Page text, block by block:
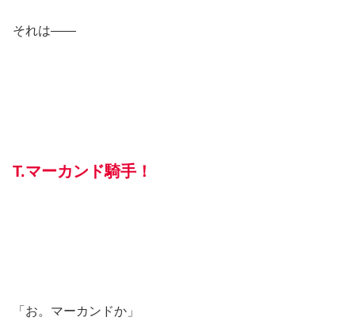
それは――
T.マーカンド騎手！
「お。マーカンドか」